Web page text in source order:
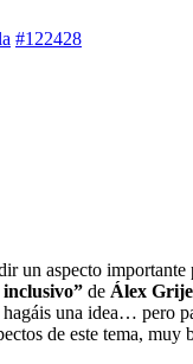
#122428
un aspecto
inclusivo” de Álex
una idea… pero
de este tema,